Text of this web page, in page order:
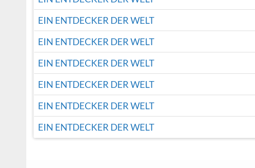
EIN ENTDECKER DER WELT
EIN ENTDECKER DER WELT
EIN ENTDECKER DER WELT
EIN ENTDECKER DER WELT
EIN ENTDECKER DER WELT
EIN ENTDECKER DER WELT